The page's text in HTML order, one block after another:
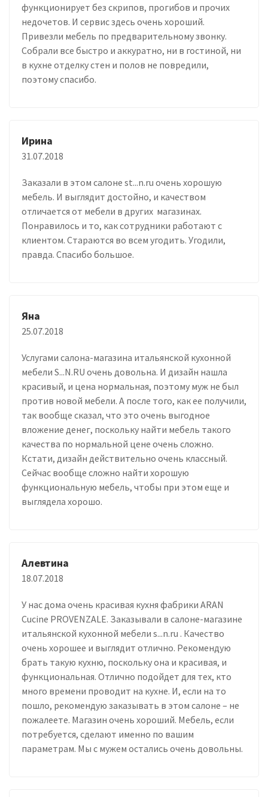
функционирует без скрипов, прогибов и прочих
недочетов. И сервис здесь очень хороший.
Привезли мебель по предварительному звонку.
Собрали все быстро и аккуратно, ни в гостиной, ни
в кухне отделку стен и полов не повредили,
поэтому спасибо.
Ирина
31.07.2018
Заказали в этом салоне st...n.ru очень хорошую
мебель. И выглядит достойно, и качеством
отличается от мебели в других магазинах.
Понравилось и то, как сотрудники работают с
клиентом. Стараются во всем угодить. Угодили,
правда. Спасибо большое.
Яна
25.07.2018
Услугами салона-магазина итальянской кухонной
мебели S...N.RU очень довольна. И дизайн нашла
красивый, и цена нормальная, поэтому муж не был
против новой мебели. А после того, как ее получили,
так вообще сказал, что это очень выгодное
вложение денег, поскольку найти мебель такого
качества по нормальной цене очень сложно.
Кстати, дизайн действительно очень классный.
Сейчас вообще сложно найти хорошую
функциональную мебель, чтобы при этом еще и
выглядела хорошо.
Алевтина
18.07.2018
У нас дома очень красивая кухня фабрики ARAN
Cucine PROVENZALE. Заказывали в салоне-магазине
итальянской кухонной мебели s...n.ru . Качество
очень хорошее и выглядит отлично. Рекомендую
брать такую кухню, поскольку она и красивая, и
функциональная. Отлично подойдет для тех, кто
много времени проводит на кухне. И, если на то
пошло, рекомендую заказывать в этом салоне – не
пожалеете. Магазин очень хороший. Мебель, если
потребуется, сделают именно по вашим
параметрам. Мы с мужем остались очень довольны.